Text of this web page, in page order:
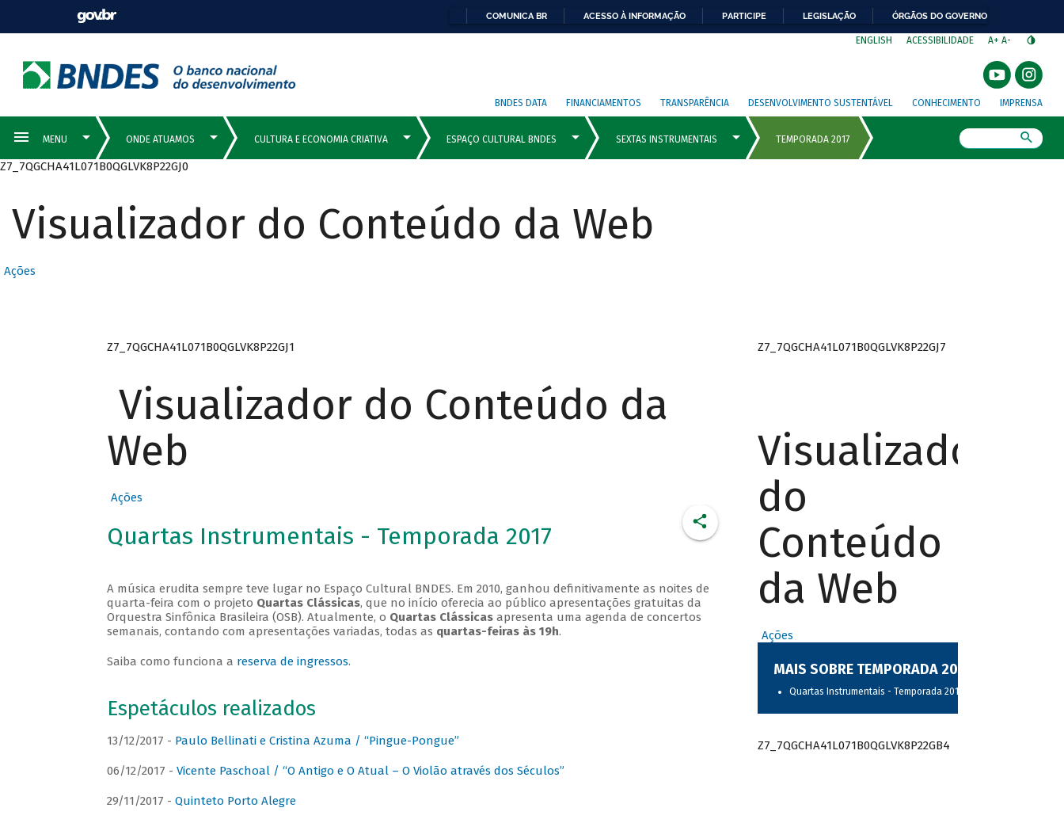
COMUNICA BR ACESSO À INFORMAÇÃO PARTICIPE LEGISLAÇÃO ÓRGÃOS DO GOVERNO
ENGLISH ACESSIBILIDADE A+ A-
BNDES DATA FINANCIAMENTOS TRANSPARÊNCIA DESENVOLVIMENTO SUSTENTÁVEL CONHECIMENTO IMPRENSA
Z7_7QGCHA41L071B0QGLVK8P22GJ0
Visualizador do Conteúdo da Web
Ações
Z7_7QGCHA41L071B0QGLVK8P22GJ1
Visualizador do Conteúdo da
Web
Ações
Quartas Instrumentais - Temporada 2017
A música erudita sempre teve lugar no Espaço Cultural BNDES. Em 2010, ganhou definitivamente as noites de
quarta-feira com o projeto Quartas Clássicas, que no início oferecia ao público apresentações gratuitas da
Orquestra Sinfônica Brasileira (OSB). Atualmente, o Quartas Clássicasapresenta uma agenda de concertos
semanais, contando com apresentações variadas, todas as quartas-feiras às 19h.
Saiba como funciona a reserva de ingressos.
Espetáculos realizados
13/12/2017 - Paulo Bellinati e Cristina Azuma / “Pingue-Pongue”
06/12/2017 - Vicente Paschoal / “O Antigo e O Atual – O Violão através dos Séculos”
29/11/2017 - Quinteto Porto Alegre
Z7_7QGCHA41L071B0QGLVK8P22GJ7
Visualizador
do
Conteúdo
da Web
Ações
MAIS SOBRE TEMPORADA 2017
Quartas Instrumentais - Temporada 2017
Z7_7QGCHA41L071B0QGLVK8P22GB4